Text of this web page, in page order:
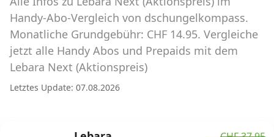
Abos für Tablets, Hotspots und Smart
Watches
Tarifrechner Handy-Abo
Der gute alte Tarifrechner im neuen Design
Alle Anbieter
Handy-Abo-Vergleich von dschungelkompass.
Monatliche Grundgebühr: CHF 14.95. Vergleiche
jetzt alle Handy Abos und Prepaids mit dem
Lebara Next (Aktionspreis)
Letztes Update: 07.08.2026